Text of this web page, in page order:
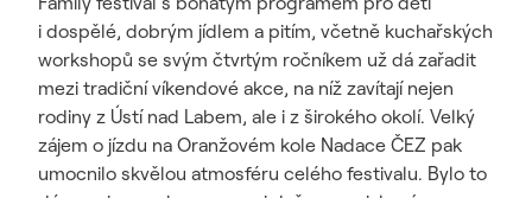
i dospělé, dobrým jídlem a pitím, včetně kuchařských
workshopů se svým čtvrtým ročníkem už dá zařadit
mezi tradiční víkendové akce, na níž zavítají nejen
rodiny z Ústí nad Labem, ale i z širokého okolí. Velký
zájem o jízdu na Oranžovém kole Nadace ČEZ pak
umocnilo skvělou atmosféru celého festivalu. Bylo to